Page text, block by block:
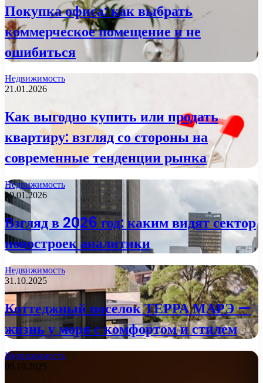
Покупка офиса: как выбрать
коммерческое помещение и не
ошибиться
Недвижимость
21.01.2026
Как выгодно купить или продать
квартиру: взгляд со стороны на
современные тенденции рынка
Недвижимость
10.01.2026
Взгляд в 2026 год: каким видят сектор
новостроек аналитики
Недвижимость
31.10.2025
Коттеджный поселок ТЕРРА МАРЭ —
жизнь у моря с комфортом и стилем
Недвижимость
09.10.2025